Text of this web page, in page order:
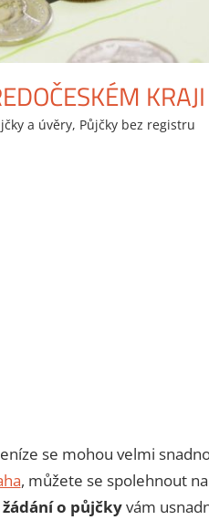
KRAJI
a úvěry, Půjčky bez registru
se mohou velmi
, můžete se spolehnout
o půjčkyvám